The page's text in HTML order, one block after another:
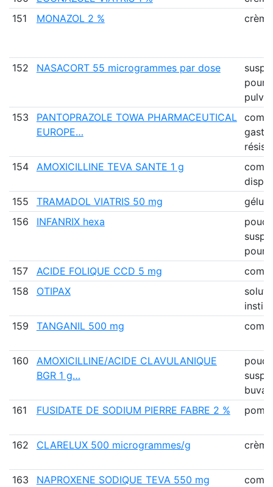
151
MONAZOL 2 % crème
152 NASACORT 55 microgrammes par dose
pour
153
PANTOPRAZOLE TOWA PHARMACEUTICAL
EUROPE…
154
AMOXICILLINE TEVA SANTE 1 g
155
TRAMADOL VIATRIS 50 mg
gélule
156
INFANRIX hexa
pour
157
ACIDE FOLIQUE CCD 5 mg
158
OTIPAX
159
TANGANIL 500 mg
160
AMOXICILLINE/ACIDE CLAVULANIQUE
BGR 1 g…
161
FUSIDATE DE SODIUM PIERRE FABRE 2 %
162 CLARELUX 500 microgrammes/g crème
163 NAPROXENE SODIQUE TEVA 550 mg